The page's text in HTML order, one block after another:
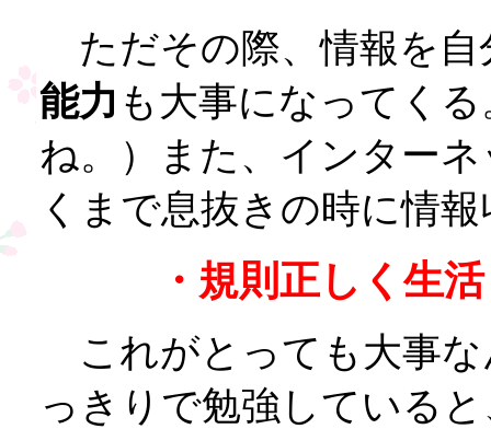
ただその際、情報を自
能力 も大事になってく
ね。）また、インター
くまで息抜きの時に情
・規則正しく生
これがとっても大事な
っきりで勉強している